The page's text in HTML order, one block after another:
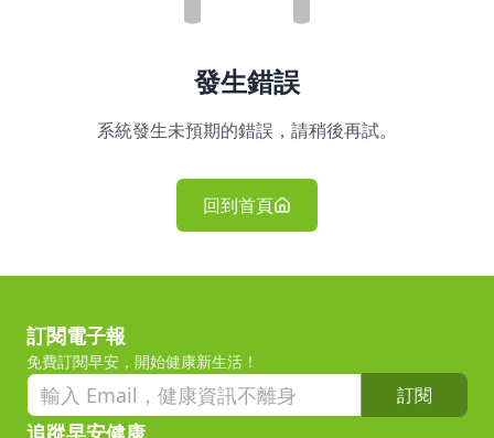
發生錯誤
系統發生未預期的錯誤，請稍後再試。
回到首頁
訂閱電子報
免費訂閱早安，開始健康新生活！
訂閱
追蹤早安健康